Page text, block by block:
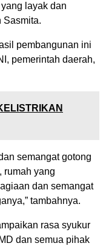
layak dan
Sasmita.
pembangunan ini
pemerintah daerah,
semangat gotong
rumah yang
dan semangat
tambahnya.
rasa syukur
dan semua pihak